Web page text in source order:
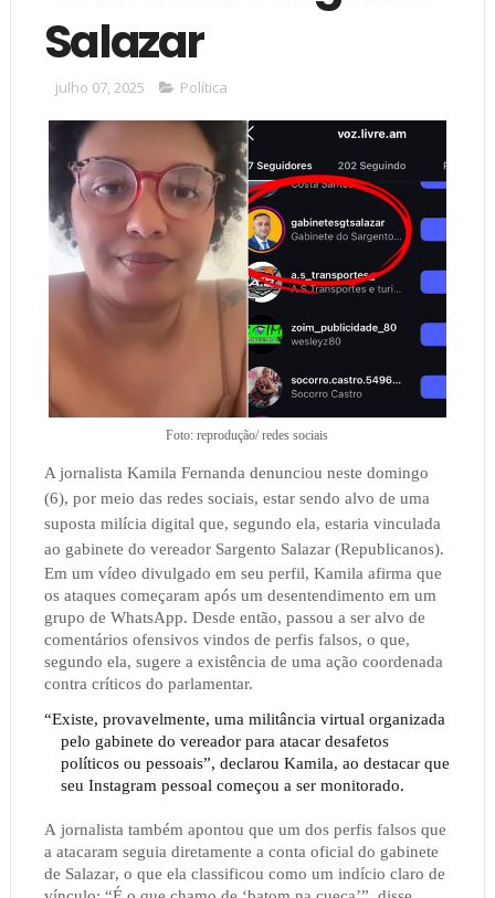
Salazar
julho 07, 2025 Política
Foto: reprodução/ redes sociais
A jornalista Kamila Fernanda denunciou neste domingo
(6), por meio das redes sociais, estar sendo alvo de uma
suposta milícia digital que, segundo ela, estaria vinculada
ao gabinete do vereador Sargento Salazar (Republicanos).
Em um vídeo divulgado em seu perfil, Kamila afirma que
os ataques começaram após um desentendimento em um
grupo de WhatsApp. Desde então, passou a ser alvo de
comentários ofensivos vindos de perfis falsos, o que,
segundo ela, sugere a existência de uma ação coordenada
contra críticos do parlamentar.
“Existe, provavelmente, uma militância virtual organizada
pelo gabinete do vereador para atacar desafetos
políticos ou pessoais”, declarou Kamila, ao destacar que
seu Instagram pessoal começou a ser monitorado.
A jornalista também apontou que um dos perfis falsos que
a atacaram seguia diretamente a conta oficial do gabinete
de Salazar, o que ela classificou como um indício claro de